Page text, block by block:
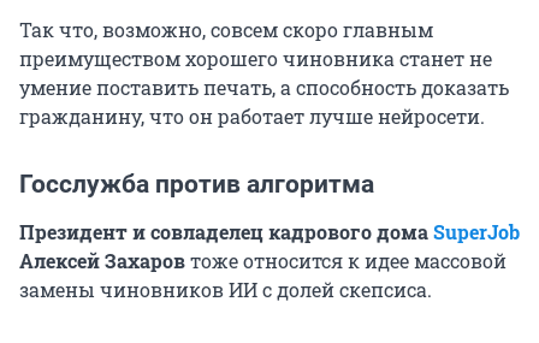
Так что, возможно, совсем скоро главным
преимуществом хорошего чиновника станет не
умение поставить печать, а способность доказать
гражданину, что он работает лучше нейросети.
Госслужба против алгоритма
Президент и совладелец кадрового домаSuperJob
Алексей Захаровтоже относится к идее массовой
замены чиновников ИИ с долей скепсиса.